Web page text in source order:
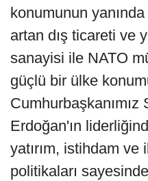
konumunun
artan dış ticareti ve
sanayisi ile NATO
güçlü bir ülke
Cumhurbaşkanımız
Erdoğan'ın
yatırım, istihdam ve
politikaları